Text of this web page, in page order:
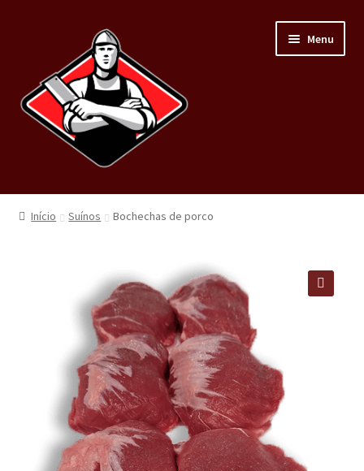
Menu
Home
Outras questões
Condições de entrega
Receitas
Início Suínos Bochechas de porco